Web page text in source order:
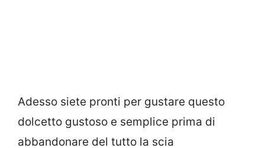
Adesso siete pronti per gustare questo
dolcetto gustoso e semplice prima di
abbandonare del tutto la scia